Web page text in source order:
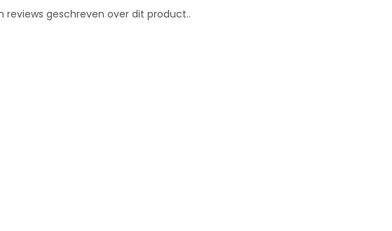
reviews geschreven over dit product..